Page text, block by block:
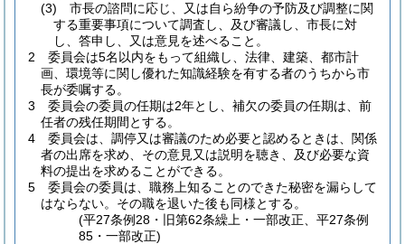
(3)
市長の諮問に応じ、又は自ら紛争の予防及び調整に関
する重要事項について調査し、及び審議し、市長に対
し、答申し、又は意見を述べること。
2
委員会は5名以内をもって組織し、法律、建築、都市計
画、環境等に関し優れた知識経験を有する者のうちから市
長が委嘱する。
3
委員会の委員の任期は2年とし、補欠の委員の任期は、前
任者の残任期間とする。
4
委員会は、調停又は審議のため必要と認めるときは、関係
者の出席を求め、その意見又は説明を聴き、及び必要な資
料の提出を求めることができる。
5
委員会の委員は、職務上知ることのできた秘密を漏らして
はならない。 その職を退いた後も同様とする。
(平27条例28・旧第62条繰上・一部改正、平27条例
85・一部改正)